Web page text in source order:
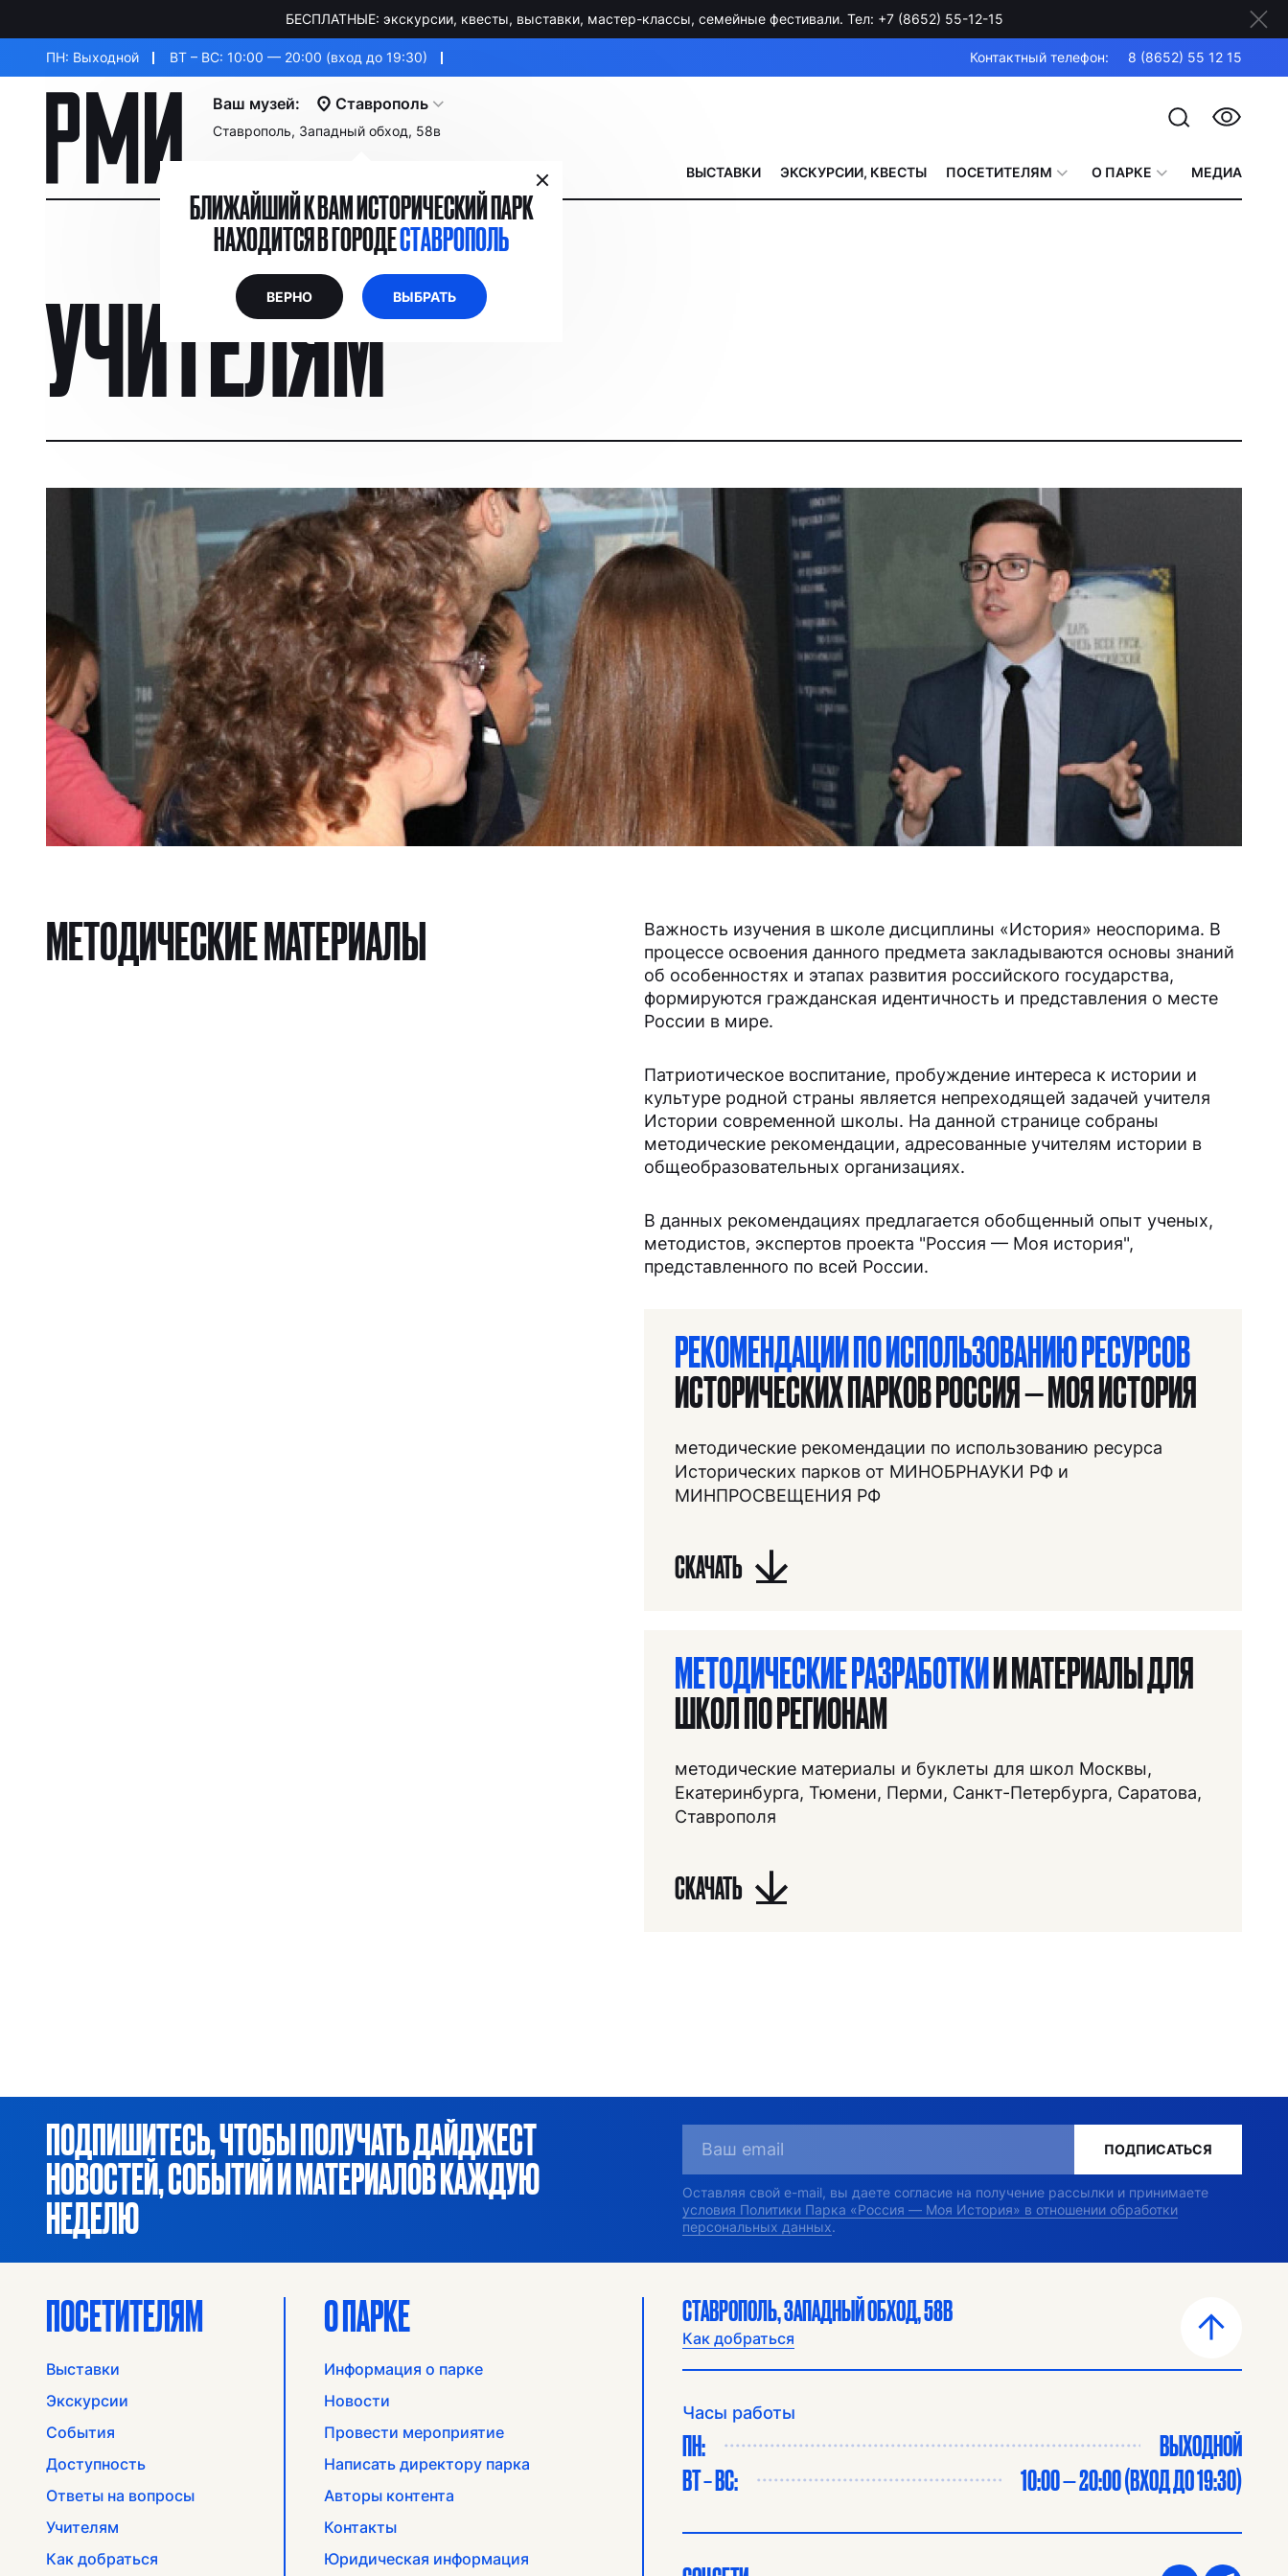
БЕСПЛАТНЫЕ: экскурсии, квесты, выставки, мастер-классы, семейные фестивали. Тел: +7 (8652) 55-12-15
ПН: Выходной ВТ – ВС: 10:00 — 20:00 (вход до 19:30) Контактный телефон: 8 (8652) 55 12 15
Ваш музей: Ставрополь
Ставрополь, Западный обход, 58в
БЛИЖАЙШИЙ К ВАМ ИСТОРИЧЕСКИЙ ПАРК
НАХОДИТСЯ В ГОРОДЕСТАВРОПОЛЬ
ВЕРНО ВЫБРАТЬ
ВЫСТАВКИ ЭКСКУРСИИ, КВЕСТЫ ПОСЕТИТЕЛЯМ О ПАРКЕ МЕДИА
УЧИТЕЛЯМ
МЕТОДИЧЕСКИЕ МАТЕРИАЛЫ
Важность изучения в школе дисциплины «История» неоспорима. В
процессе освоения данного предмета закладываются основы знаний
об особенностях и этапах развития российского государства,
формируются гражданская идентичность и представления о месте
России в мире.
Патриотическое воспитание, пробуждение интереса к истории и
культуре родной страны является непреходящей задачей учителя
Истории современной школы. На данной странице собраны
методические рекомендации, адресованные учителям истории в
общеобразовательных организациях.
В данных рекомендациях предлагается обобщенный опыт ученых,
методистов, экспертов проекта "Россия — Моя история",
представленного по всей России.
РЕКОМЕНДАЦИИ ПО ИСПОЛЬЗОВАНИЮ РЕСУРСОВ
ИСТОРИЧЕСКИХ ПАРКОВ РОССИЯ — МОЯ ИСТОРИЯ
методические рекомендации по использованию ресурса
Исторических парков от МИНОБРНАУКИ РФ и
МИНПРОСВЕЩЕНИЯ РФ
СКАЧАТЬ
МЕТОДИЧЕСКИЕ РАЗРАБОТКИИ МАТЕРИАЛЫ ДЛЯ
ШКОЛ ПО РЕГИОНАМ
методические материалы и буклеты для школ Москвы,
Екатеринбурга, Тюмени, Перми, Санкт-Петербурга, Саратова,
Ставрополя
СКАЧАТЬ
ПОДПИШИТЕСЬ, ЧТОБЫ ПОЛУЧАТЬ ДАЙДЖЕСТ
НОВОСТЕЙ, СОБЫТИЙ И МАТЕРИАЛОВ КАЖДУЮ
НЕДЕЛЮ
ПОДПИСАТЬСЯ
Оставляя свой e-mail, вы даете согласие на получение рассылки и принимаете
условия Политики Парка «Россия — Моя История» в отношении обработки
персональных данных.
ПОСЕТИТЕЛЯМ
Выставки
Экскурсии
События
Доступность
Ответы на вопросы
Учителям
Как добраться
О ПАРКЕ
Информация о парке
Новости
Провести мероприятие
Написать директору парка
Авторы контента
Контакты
Юридическая информация
СТАВРОПОЛЬ, ЗАПАДНЫЙ ОБХОД, 58В
Как добраться
Часы работы
ПН:
ВЫХОДНОЙ
ВТ – ВС:
10:00 — 20:00 (ВХОД ДО 19:30)
НАЙТИ